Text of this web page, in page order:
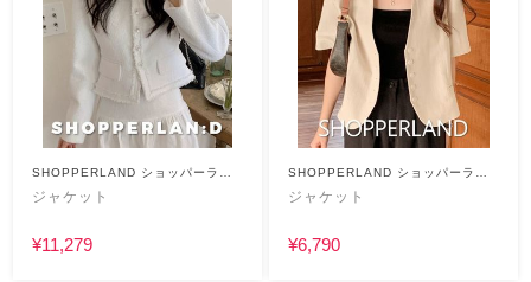
SHOPPERLAND ショッパーラン
ド
ジャケット
¥11,279
SHOPPERLAND ショッパーラン
ド
ジャケット
¥6,790